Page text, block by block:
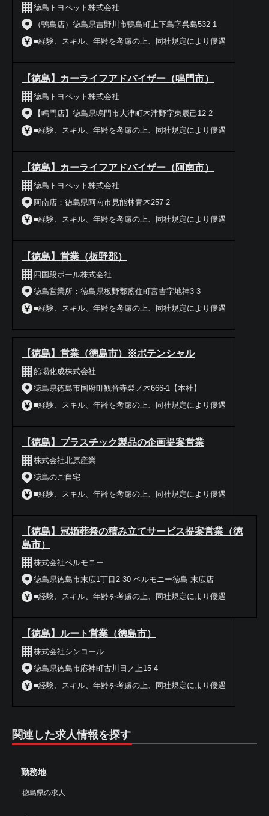
徳島トヨペット株式会社
（鴨島店）徳島県吉野川市鴨島町上下島字呉島532-1
■経験、スキル、年齢を考慮の上、同社規定により優遇
【徳島】カーライフアドバイザー（鳴門市）
徳島トヨペット株式会社
【鳴門店】徳島県鳴門市大津町木津野字東辰己12-2
■経験、スキル、年齢を考慮の上、同社規定により優遇
【徳島】カーライフアドバイザー（阿南市）
徳島トヨペット株式会社
阿南店：徳島県阿南市見能林青木257-2
■経験、スキル、年齢を考慮の上、同社規定により優遇
【徳島】営業（板野郡）
四国段ボール株式会社
徳島営業所：徳島県板野郡藍住町富吉字地神3-3
■経験、スキル、年齢を考慮の上、同社規定により優遇
【徳島】営業（徳島市）※ポテンシャル
船場化成株式会社
徳島県徳島市国府町観音寺梨ノ木666-1【本社】
■経験、スキル、年齢を考慮の上、同社規定により優遇
【徳島】プラスチック製品の企画提案営業
株式会社北原産業
徳島のご自宅
■経験、スキル、年齢を考慮の上、同社規定により優遇
【徳島】冠婚葬祭の積み立てサービス提案営業（徳
島市）
株式会社ベルモニー
徳島県徳島市末広1丁目2-30 ベルモニー徳島 末広店
■経験、スキル、年齢を考慮の上、同社規定により優遇
【徳島】ルート営業（徳島市）
株式会社シンコール
徳島県徳島市応神町古川日ノ上15-4
■経験、スキル、年齢を考慮の上、同社規定により優遇
関連した求人情報を探す
勤務地
徳島県の求人